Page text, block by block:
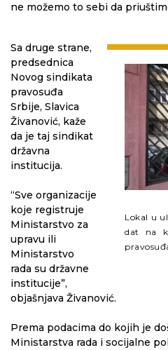
ne možemo to sebi da
Lokal u
dat na
Sa druge strane,
predsednica
Novog sindikata
pravosuđa
Srbije, Slavica
Živanović, kaže
da je taj sindikat
državna
institucija.
“Sve organizacije
koje registruje
Ministarstvo za
upravu ili
Ministarstvo
rada su državne
institucije”,
objašnjava Živanović.
Prema podacima do kojih je
Ministarstva rada i socijalne